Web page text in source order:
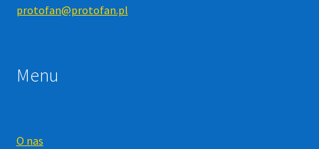
protofan@protofan.pl
Menu
O nas